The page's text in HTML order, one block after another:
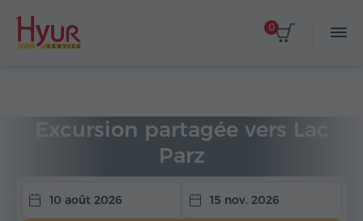
0
Excursion partagée vers Lac
Parz
10 août 2026 15 nov. 2026